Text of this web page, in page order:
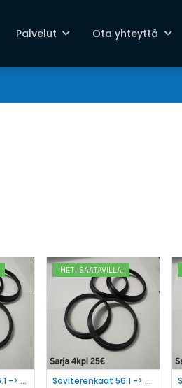
Palvelut Ota yhteyttä
Soviterenkaat 56.1 -> 52.1
HETI SAATAVILLA
Soviterenkaat 56.1 -> 54.1